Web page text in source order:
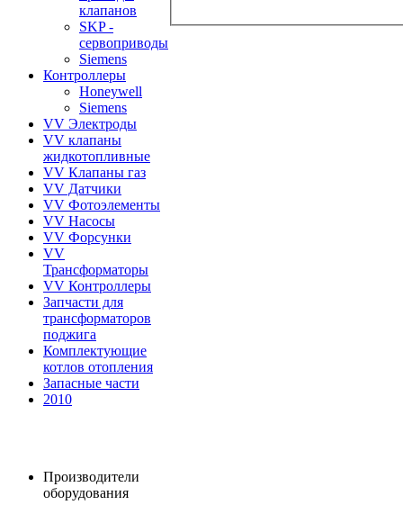
клапанов
SKP -
сервоприводы
Siemens
Контроллеры
Honeywell
Siemens
VV Электроды
VV клапаны
жидкотопливные
VV Клапаны газ
VV Датчики
VV Фотоэлементы
VV Насосы
VV Форсунки
VV
Трансформаторы
VV Контроллеры
Запчасти для
трансформаторов
поджига
Комплектующие
котлов отопления
Запасные части
2010
Производители
оборудования